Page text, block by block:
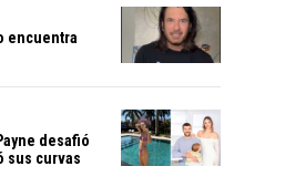
encuentra
desafió
sus curvas